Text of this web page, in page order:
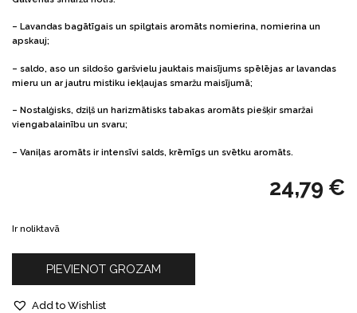
– Lavandas bagātīgais un spilgtais aromāts nomierina, nomierina un
apskauj;
– saldo, aso un sildošo garšvielu jauktais maisījums spēlējas ar lavandas
mieru un ar jautru mistiku iekļaujas smaržu maisījumā;
– Nostalģisks, dziļš un harizmātisks tabakas aromāts piešķir smaržai
viengabalainību un svaru;
– Vaniļas aromāts ir intensīvi salds, krēmīgs un svētku aromāts.
24,79 €
Ir noliktavā
PIEVIENOT GROZAM
Add to Wishlist